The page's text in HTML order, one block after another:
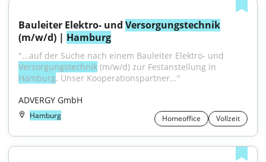
Bauleiter Elektro- und Versorgungstechnik
(m/w/d) | Hamburg
Versorgungstechnik
Hamburg. Unser Kooperationspartner..."
ADVERGY GmbH
Hamburg Homeoffice Vollzeit